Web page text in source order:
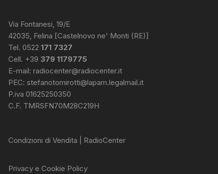
Via Fontanesi, 19/E
42035, Felina [Castelnovo ne' Monti (RE)]
Tel. 0522171 7327
Cell. +39 379 1179775
E-mail:radiocenter@radiocenter.it
PEC:stefanotomirotti@lapam.legalmail.it
P.iva 01625250350
C.F. TMRSFN70M28C219H
Condizioni di Vendita | RadioCenter
Privacy e Cookie Policy